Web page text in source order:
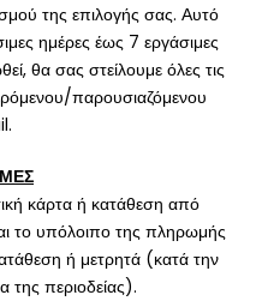
της επιλογής σας. Αυτό
ημέρες έως 7 εργάσιμες
θα σας στείλουμε όλες τις
παρουσιαζόμενου
κάρτα ή κατάθεση από
το υπόλοιπο της πληρωμής
ή μετρητά (κατά την
της περιοδείας).